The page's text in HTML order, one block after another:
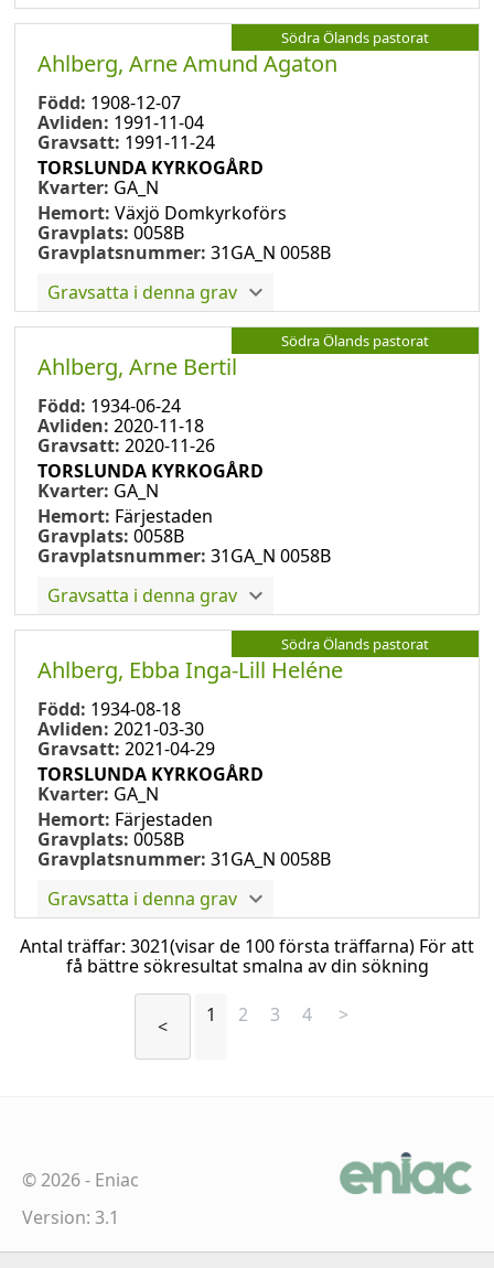
Södra Ölands pastorat
Ahlberg, Arne Amund Agaton
Född: 1908-12-07
Avliden: 1991-11-04
Gravsatt: 1991-11-24
TORSLUNDA KYRKOGÅRD
Kvarter: GA_N
Hemort: Växjö Domkyrkoförs
Gravplats: 0058B
Gravplatsnummer: 31GA_N 0058B
Gravsatta i denna grav
Södra Ölands pastorat
Ahlberg, Arne Bertil
Född: 1934-06-24
Avliden: 2020-11-18
Gravsatt: 2020-11-26
TORSLUNDA KYRKOGÅRD
Kvarter: GA_N
Hemort: Färjestaden
Gravplats: 0058B
Gravplatsnummer: 31GA_N 0058B
Gravsatta i denna grav
Södra Ölands pastorat
Ahlberg, Ebba Inga-Lill Heléne
Född: 1934-08-18
Avliden: 2021-03-30
Gravsatt: 2021-04-29
TORSLUNDA KYRKOGÅRD
Kvarter: GA_N
Hemort: Färjestaden
Gravplats: 0058B
Gravplatsnummer: 31GA_N 0058B
Gravsatta i denna grav
Antal träffar: 3021(visar de 100 första träffarna) För att
få bättre sökresultat smalna av din sökning
< 1 2 3 4 >
©2026- Eniac
Version: 3.1